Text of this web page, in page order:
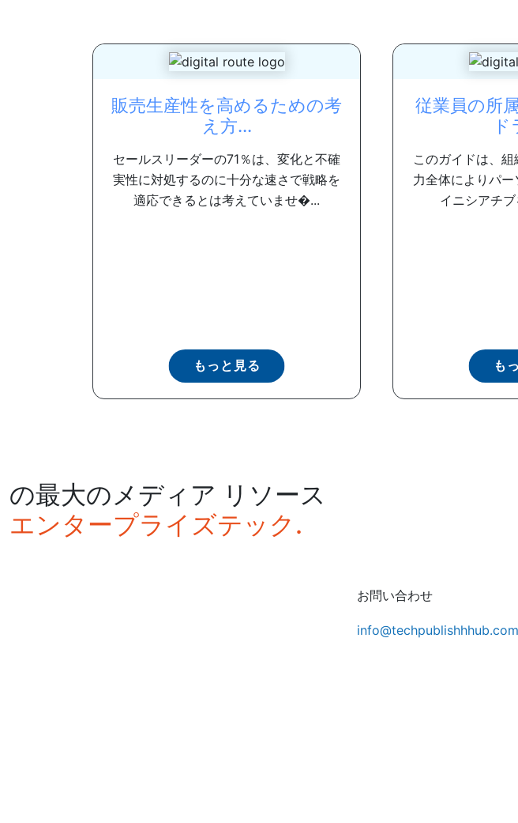
販売生産性を高めるための考
え方...
セールスリーダーの71％は、変化と不確
実性に対処するのに十分な速さで戦略を
適応できるとは考えていませ�...
もっと見る
従業員の所
このガイドは、
力全体によりパ
イニシアチ
も
の最大のメディア リソース
エンタープライズテック.
お問い合わせ
info@techpublishhhub.com